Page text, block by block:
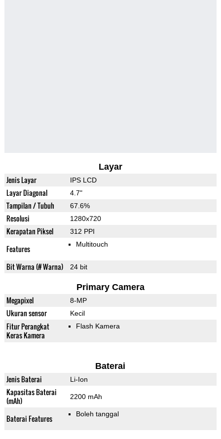
Layar
Jenis Layar IPS LCD
Layar Diagonal 4.7"
Tampilan / Tubuh 67.6%
Resolusi 1280x720
Kerapatan Piksel 312 PPI
Features Multitouch
Bit Warna (# Warna) 24 bit
Primary Camera
Megapixel 8-MP
Ukuran sensor Kecil
Fitur Perangkat
Keras Kamera
Flash Kamera
Baterai
Jenis Baterai Li-Ion
Kapasitas Baterai
(mAh)
2200 mAh
Baterai Features Boleh tanggal